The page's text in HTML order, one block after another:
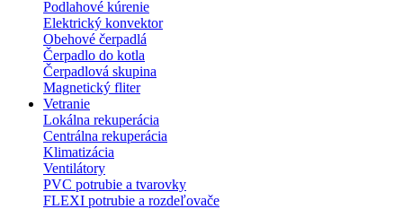
Podlahové kúrenie
Elektrický konvektor
Obehové čerpadlá
Čerpadlo do kotla
Čerpadlová skupina
Magnetický fliter
Vetranie
Lokálna rekuperácia
Centrálna rekuperácia
Klimatizácia
Ventilátory
PVC potrubie a tvarovky
FLEXI potrubie a rozdeľovače